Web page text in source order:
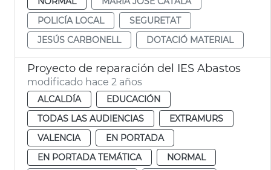
POLICÍA LOCAL
SEGURETAT
JESÚS CARBONELL
DOTACIÓ MATERIAL
Proyecto de reparación del IES Abastos
modificado hace 2 años
ALCALDÍA
EDUCACIÓN
TODAS LAS AUDIENCIAS
EXTRAMURS
VALENCIA
EN PORTADA
EN PORTADA TEMÁTICA
NORMAL